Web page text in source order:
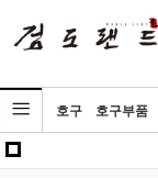
호구 호구부품